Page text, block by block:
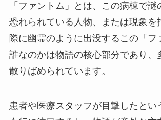
「ファントム」とは、この病棟で謎
恐れられている人物、または現象を
際に幽霊のように出没するこの「フ
誰なのかは物語の核心部分であり、
散りばめられています。
患者や医療スタッフが目撃したとい